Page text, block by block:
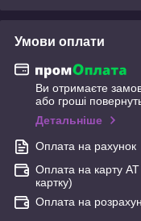
Умови оплати
Ви отримаєте
або гроші
Детальніше
Оплата на рахунок
Оплата на карту АТ
картку)
Оплата на